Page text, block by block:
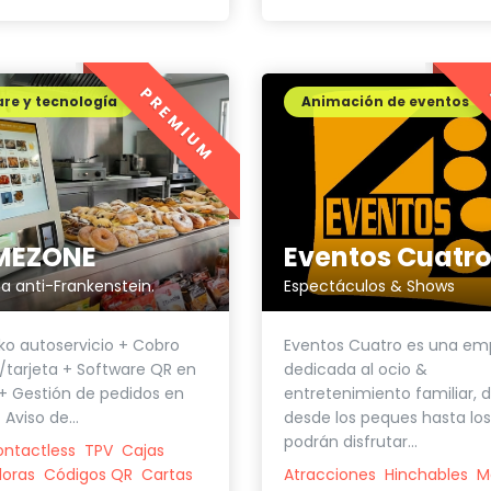
anti-Frankenstein.
y tecnología
autoservicio + Cobro
+ Software QR en
Gestión de pedidos en
de...
TPV Cajas
Códigos QR Cartas
PREMIUM
Eventos Cuatro
Espectáculos & Shows
Animación de eventos
Eventos Cuatro es una
dedicada al ocio &
entretenimiento familiar,
desde los peques hasta
podrán disfrutar...
Atracciones Hinchables